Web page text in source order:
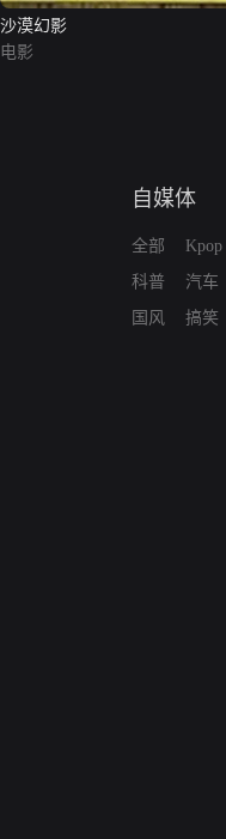
沙漠幻影
电影
自媒体
全部
科普
国风
Kpop
汽车
搞笑